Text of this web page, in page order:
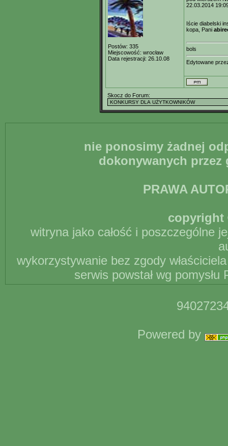
Postów: 335
Miejscowość: wrocław
Data rejestracji: 26.10.08
22.03.2014
Iście diabelski
kopa, Pani
bols
Edytowane
Skocz do Forum:
nie ponosimy żadnej
dokonywanych
PRAWA
copyright
witryna jako całość i poszczególne
wykorzystywanie bez zgody
serwis powstał wg
Powered by